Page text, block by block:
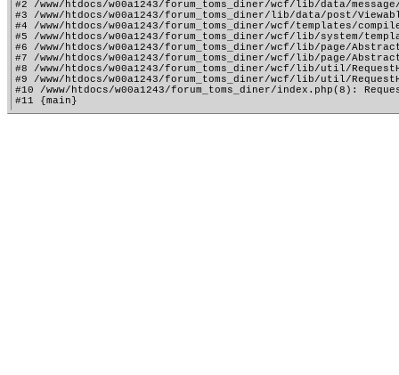
#2 /www/htdocs/w00a1243/forum_toms_diner/wcf/lib/data/
#3 /www/htdocs/w00a1243/forum_toms_diner/lib/data/post/
#4 /www/htdocs/w00a1243/forum_toms_diner/wcf/templates/
#5 /www/htdocs/w00a1243/forum_toms_diner/wcf/lib/system/
#6 /www/htdocs/w00a1243/forum_toms_diner/wcf/lib/page/
#7 /www/htdocs/w00a1243/forum_toms_diner/wcf/lib/page/
#8 /www/htdocs/w00a1243/forum_toms_diner/wcf/lib/util/
#9 /www/htdocs/w00a1243/forum_toms_diner/wcf/lib/util/
#10 /www/htdocs/w00a1243/forum_toms_diner/index.php(8):
#11 {main}